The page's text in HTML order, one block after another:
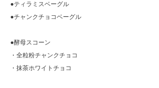
●ティラミスベーグル
●チャンクチョコベーグル
●酵母スコーン
・全粒粉チャンクチョコ
・抹茶ホワイトチョコ